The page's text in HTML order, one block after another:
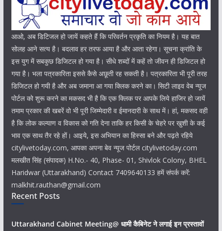
आओ, अब डिटिजल हो जायें कहते हैं कि परिवर्तन प्रकृति का नियम है। यह बात
सोलह आने सत्य है। बदलाव हर तरफ आया है और आता रहेगा। सूचना क्रांति के
इस युग में सबकुछ डिजिटल हो गया है। सीधे शब्दों में कहें तो जीवन ही डिजिटल हो
गया है। भला पत्रकारिता इससे कैसे अछूती रह सकती है। पत्रकारिता भी पूरी तरह
डिजिटल हो गयी है और अब जमाना आ गया क्लिक करने का। सिटी लाइव वेब न्यूज
पोर्टल को शुरू करने का मकसद भी है कि एक क्लिक पर आपके लिये हाजिर हो जायें
तमाम प्रकार की खबरें वो भी पूरी जिम्मेदारी व ईमानदारी के साथ में। हां, मकसद वही
है कि लोक कल्याण व विकास को गति देना ताकि हर किसी के चेहरे पर खुशी के कई
भाव एक साथ तैर रहे हों। आइये, इस अभियान का हिस्सा बने और पढ़ते रहिये
citylivetoday.com, आपका अपना बेव न्यूज पोर्टल citylivetoday.com
मलखीत सिंह (संपादक) H.No.- 40, Phase- 01, Shivlok Colony, BHEL
Haridwar (Uttarakhand) Contact 7409640133 हमें संपर्क करें:
malkhit.rauthan@gmail.com
Recent Posts
Uttarakhand Cabinet Meeting@ धामी कैबिनेट ने लगाई इन प्रस्तावों